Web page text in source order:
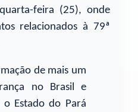
feira (25), onde
relacionados à 79ª
de mais um
no Brasil e
Estado do Pará